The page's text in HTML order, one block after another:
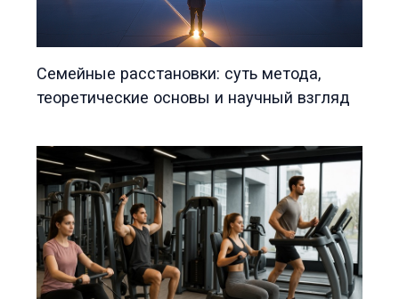
Семейные расстановки: суть метода,
теоретические основы и научный взгляд